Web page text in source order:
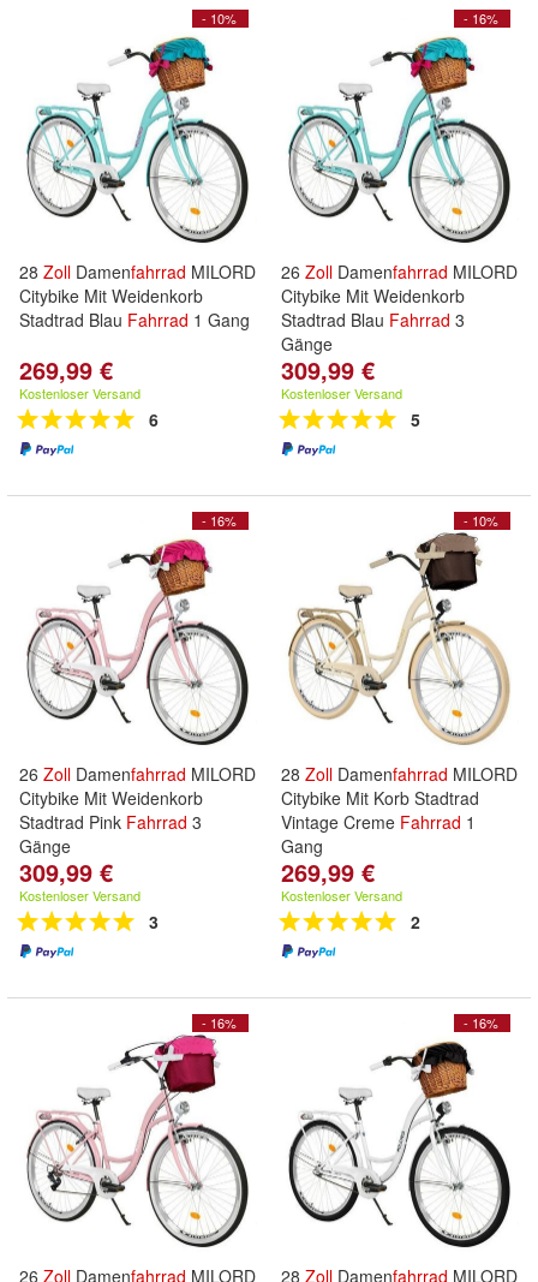
- 10%
28 Zoll Damenfahrrad MILORD
Citybike Mit Weidenkorb
Stadtrad Blau Fahrrad 1 Gang
269,99 €
Kostenloser Versand
6
- 16%
26 Zoll Damenfahrrad MILORD
Citybike Mit Weidenkorb
Stadtrad Blau Fahrrad 3
Gänge
309,99 €
Kostenloser Versand
5
- 16%
26 Zoll Damenfahrrad MILORD
Citybike Mit Weidenkorb
Stadtrad Pink Fahrrad 3
Gänge
309,99 €
Kostenloser Versand
3
- 10%
28 Zoll Damenfahrrad MILORD
Citybike Mit Korb Stadtrad
Vintage Creme Fahrrad 1
Gang
269,99 €
Kostenloser Versand
2
- 16%
26 Zoll Damenfahrrad MILORD
- 16%
28 Zoll Damenfahrrad MILORD